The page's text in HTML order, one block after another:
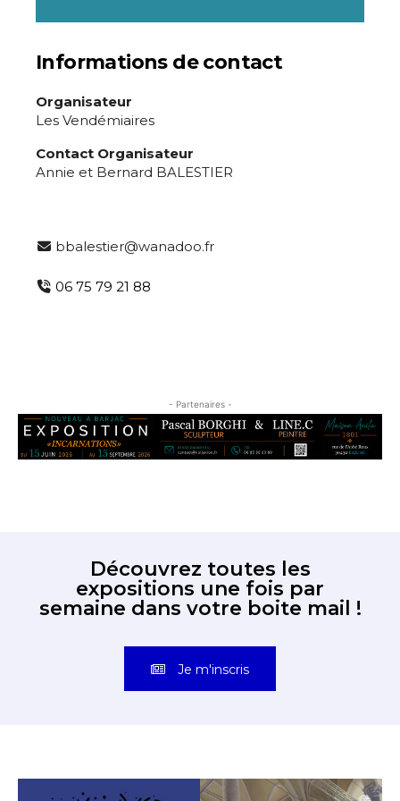
Informations de contact
Organisateur
Les Vendémiaires
Contact Organisateur
Annie et Bernard BALESTIER
bbalestier@wanadoo.fr
06 75 79 21 88
- Partenaires -
Découvrez toutes les
expositions une fois par
semaine dans votre boite mail !
Je m'inscris